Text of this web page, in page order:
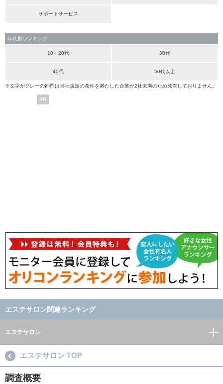
サポートサービス
年代別ランキング
10・20代 30代
40代 50代以上
※文字がグレーの部門は当社規定の条件を満たした企業が2社未満のため発表しておりません。
PR
エステサロン関連ランキング
エステサロン
エステサロン TOP
調査概要